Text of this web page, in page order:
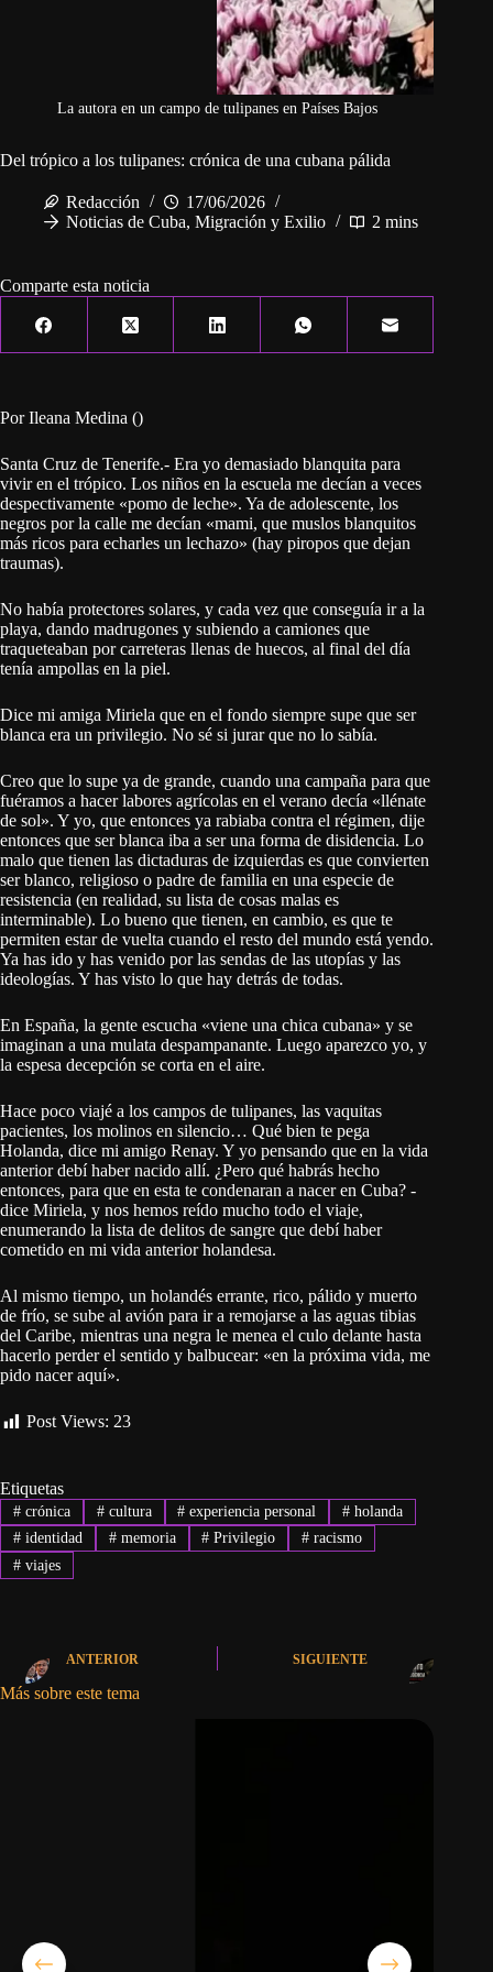
La autora en un campo de tulipanes en Países Bajos
Del trópico a los tulipanes: crónica de una cubana pálida
Redacción
17/06/2026
Noticias de Cuba, Migración y Exilio 2 mins
Comparte esta noticia
Por Ileana Medina ()
Santa Cruz de Tenerife.- Era yo demasiado blanquita para
vivir en el trópico. Los niños en la escuela me decían a veces
despectivamente «pomo de leche». Ya de adolescente, los
negros por la calle me decían «mami, que muslos blanquitos
más ricos para echarles un lechazo» (hay piropos que dejan
traumas).
No había protectores solares, y cada vez que conseguía ir a la
playa, dando madrugones y subiendo a camiones que
traqueteaban por carreteras llenas de huecos, al final del día
tenía ampollas en la piel.
Dice mi amiga Miriela que en el fondo siempre supe que ser
blanca era un privilegio. No sé si jurar que no lo sabía.
Creo que lo supe ya de grande, cuando una campaña para que
fuéramos a hacer labores agrícolas en el verano decía «llénate
de sol». Y yo, que entonces ya rabiaba contra el régimen, dije
entonces que ser blanca iba a ser una forma de disidencia. Lo
malo que tienen las dictaduras de izquierdas es que convierten
ser blanco, religioso o padre de familia en una especie de
resistencia (en realidad, su lista de cosas malas es
interminable). Lo bueno que tienen, en cambio, es que te
permiten estar de vuelta cuando el resto del mundo está yendo.
Ya has ido y has venido por las sendas de las utopías y las
ideologías. Y has visto lo que hay detrás de todas.
En España, la gente escucha «viene una chica cubana» y se
imaginan a una mulata despampanante. Luego aparezco yo, y
la espesa decepción se corta en el aire.
Hace poco viajé a los campos de tulipanes, las vaquitas
pacientes, los molinos en silencio… Qué bien te pega
Holanda, dice mi amigo Renay. Y yo pensando que en la vida
anterior debí haber nacido allí. ¿Pero qué habrás hecho
entonces, para que en esta te condenaran a nacer en Cuba? -
dice Miriela, y nos hemos reído mucho todo el viaje,
enumerando la lista de delitos de sangre que debí haber
cometido en mi vida anterior holandesa.
Al mismo tiempo, un holandés errante, rico, pálido y muerto
de frío, se sube al avión para ir a remojarse a las aguas tibias
del Caribe, mientras una negra le menea el culo delante hasta
hacerlo perder el sentido y balbucear: «en la próxima vida, me
pido nacer aquí».
Post Views: 23
Etiquetas
#crónica #cultura # experiencia personal # holanda
#identidad #memoria # Privilegio # racismo
#viajes
ANTERIOR SIGUIENTE
Más sobre este tema